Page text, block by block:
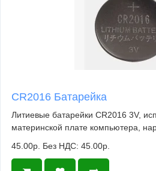
CR2016 Батарейка
Литиевые батарейки CR2016 3V,
материнской плате компьютера,
45.00р. Без НДС: 45.00р.